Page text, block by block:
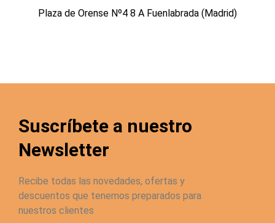
Plaza de Orense Nº4 8 A Fuenlabrada (Madrid)
Suscríbete a nuestro
Newsletter
Recibe todas las novedades, ofertas y
descuentos que tenemos preparados para
nuestros clientes